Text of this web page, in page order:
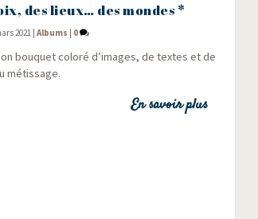
des lieux… des mondes *
2021 |Albums 0
bou­quet colo­ré d’images, de textes et de
métissage.
En savoir plus